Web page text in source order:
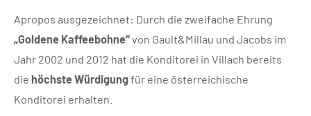
Apropos ausgezeichnet: Durch die zweifache Ehrung
„Goldene Kaffeebohne“von Gault&Millau und Jacobs im
Jahr 2002 und 2012 hat die Konditorei in Villach bereits
die höchste Würdigungfür eine österreichische
Konditorei erhalten.